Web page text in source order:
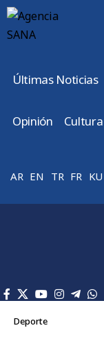
Últimas Noticias
Opinión Cultura
AR EN TR FR KU
Deporte